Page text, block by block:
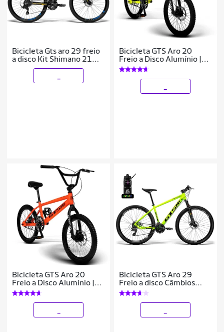
Bicicleta Gts aro 29 freio
a disco Kit Shimano 21
marchas Catraca Mega
GTSM1
Bicicleta GTS Aro 20
Freio a Disco Alumínio |
GTS M1 SKX BMX
Bicicleta GTS Aro 20
Freio a Disco Alumínio |
GTS M1 SKX BMX
Bicicleta GTS Aro 29
Freio a disco Câmbios
shimano Tourney 24
Marchas e suspensão|
GTS M1 New Expert